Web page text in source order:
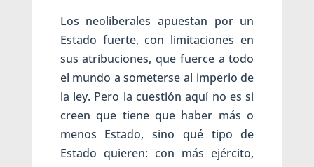
Los neoliberales apuestan por un
Estado fuerte, con limitaciones en
sus atribuciones, que fuerce a todo
el mundo a someterse al imperio de
la ley. Pero la cuestión aquí no es si
creen que tiene que haber más o
menos Estado, sino qué tipo de
Estado quieren: con más ejército,